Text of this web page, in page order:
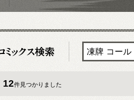
12件見つかりました